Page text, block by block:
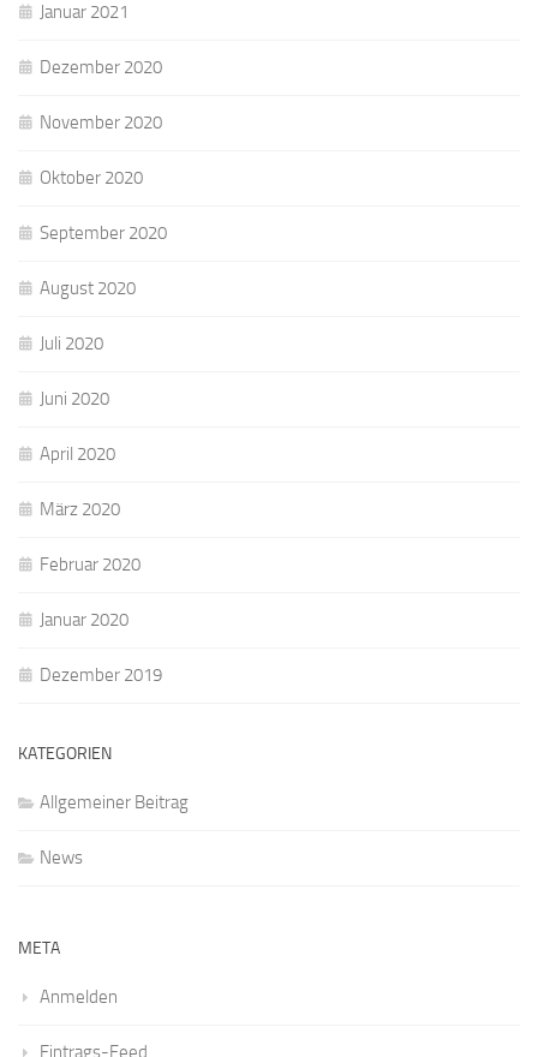
Januar 2021
Dezember 2020
November 2020
Oktober 2020
September 2020
August 2020
Juli 2020
Juni 2020
April 2020
März 2020
Februar 2020
Januar 2020
Dezember 2019
KATEGORIEN
Allgemeiner Beitrag
News
META
Anmelden
Eintrags-Feed